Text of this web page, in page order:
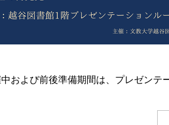
および前後準備期間は、プレゼンテ